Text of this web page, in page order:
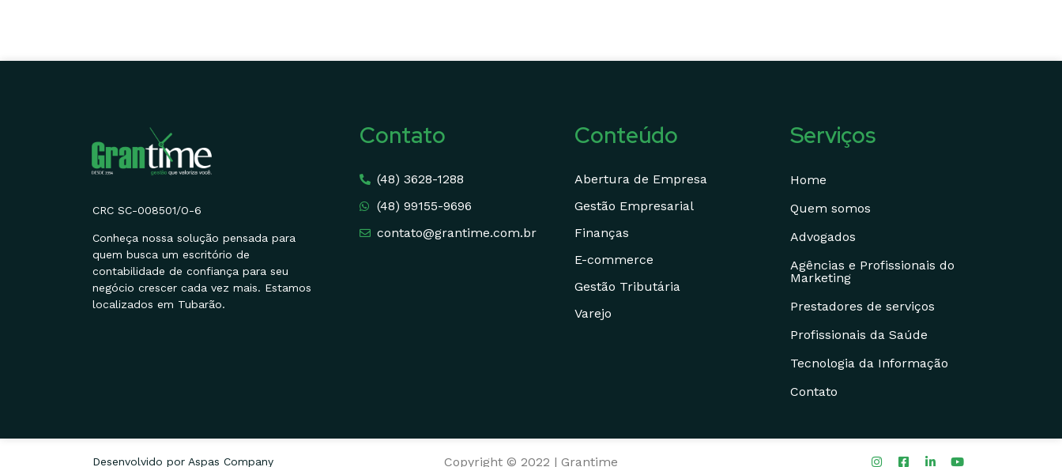
CRC SC-008501/O-6
Conheça nossa solução pensada para
quem busca um escritório de
contabilidade de confiança para seu
negócio crescer cada vez mais. Estamos
localizados em Tubarão.
Contato
(48) 3628-1288
(48) 99155-9696
contato@grantime.com.br
Conteúdo
Abertura de Empresa
Gestão Empresarial
Finanças
E-commerce
Gestão Tributária
Varejo
Serviços
Home
Quem somos
Advogados
Agências e Profissionais do
Marketing
Prestadores de serviços
Profissionais da Saúde
Tecnologia da Informação
Contato
Desenvolvido por Aspas Company Copyright © 2022 | Grantime